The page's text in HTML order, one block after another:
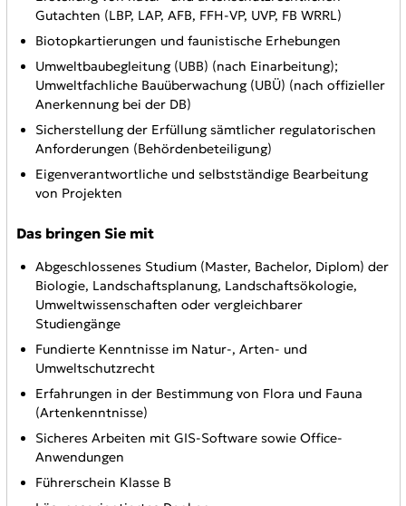
Gutachten (LBP, LAP, AFB, FFH-VP, UVP, FB WRRL)
Biotopkartierungen und faunistische Erhebungen
Umweltbaubegleitung (UBB) (nach Einarbeitung);
Umweltfachliche Bauüberwachung (UBÜ) (nach offizieller
Anerkennung bei der DB)
Sicherstellung der Erfüllung sämtlicher regulatorischen
Anforderungen (Behördenbeteiligung)
Eigenverantwortliche und selbstständige Bearbeitung
von Projekten
Das bringen Sie mit
Abgeschlossenes Studium (Master, Bachelor, Diplom) der
Biologie, Landschaftsplanung, Landschaftsökologie,
Umweltwissenschaften oder vergleichbarer
Studiengänge
Fundierte Kenntnisse im Natur-, Arten- und
Umweltschutzrecht
Erfahrungen in der Bestimmung von Flora und Fauna
(Artenkenntnisse)
Sicheres Arbeiten mit GIS-Software sowie Office-
Anwendungen
Führerschein Klasse B